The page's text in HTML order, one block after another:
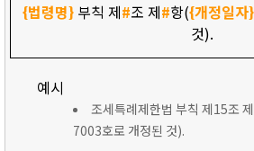
{법령명}부칙 제#조 제#항({개정일자}
것).
예시
조세특례제한법 부칙 제15조
7003호로 개정된 것).